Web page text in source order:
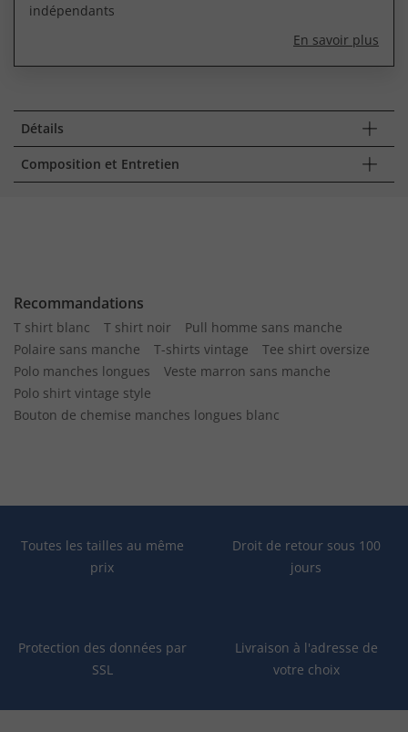
indépendants
En savoir plus
Détails
Composition et Entretien
Recommandations
T shirt blanc T shirt noir
Pull homme sans manche
Polaire sans manche
T-shirts vintage
Tee shirt oversize
Polo manches longues
Veste marron sans manche
Polo shirt vintage style
Bouton de chemise manches longues blanc
Toutes les tailles au même
prix
Droit de retour sous 100
jours
Protection des données par
SSL
Livraison à l'adresse de
votre choix